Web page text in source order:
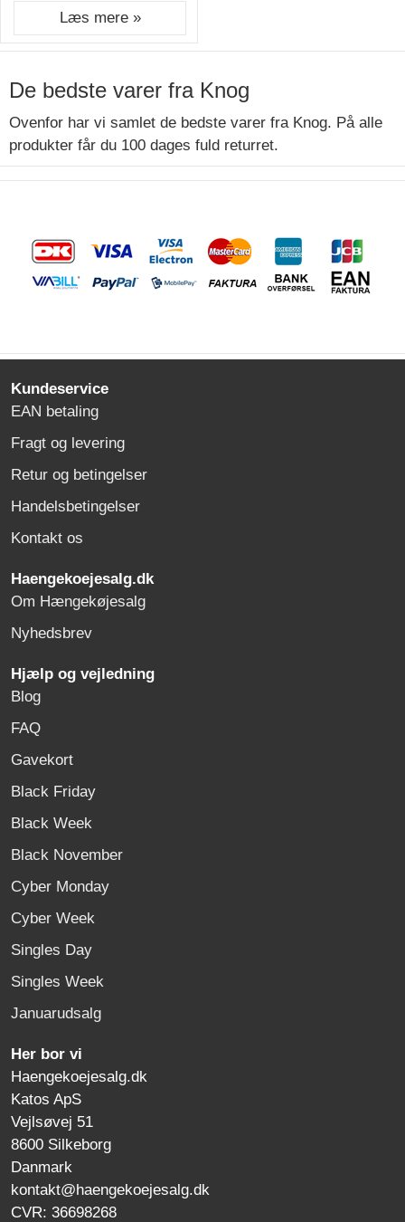
Læs mere »
De bedste varer fra Knog
Ovenfor har vi samlet de bedste varer fra Knog. På alle
produkter får du 100 dages fuld returret.
Kundeservice
EAN betaling
Fragt og levering
Retur og betingelser
Handelsbetingelser
Kontakt os
Haengekoejesalg.dk
Om Hængekøjesalg
Nyhedsbrev
Hjælp og vejledning
Blog
FAQ
Gavekort
Black Friday
Black Week
Black November
Cyber Monday
Cyber Week
Singles Day
Singles Week
Januarudsalg
Her bor vi
Haengekoejesalg.dk
Katos ApS
Vejlsøvej 51
8600 Silkeborg
Danmark
kontakt@haengekoejesalg.dk
CVR: 36698268